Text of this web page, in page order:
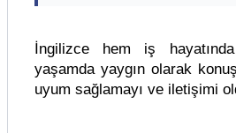
İngilizce hem iş
yaşamda yaygın olarak
uyum sağlamayı ve iletişimi